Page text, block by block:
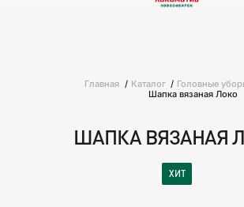
Главная Каталог Головные
Шапка вязаная Локо
ШАПКА ВЯЗАНАЯ
ХИТ